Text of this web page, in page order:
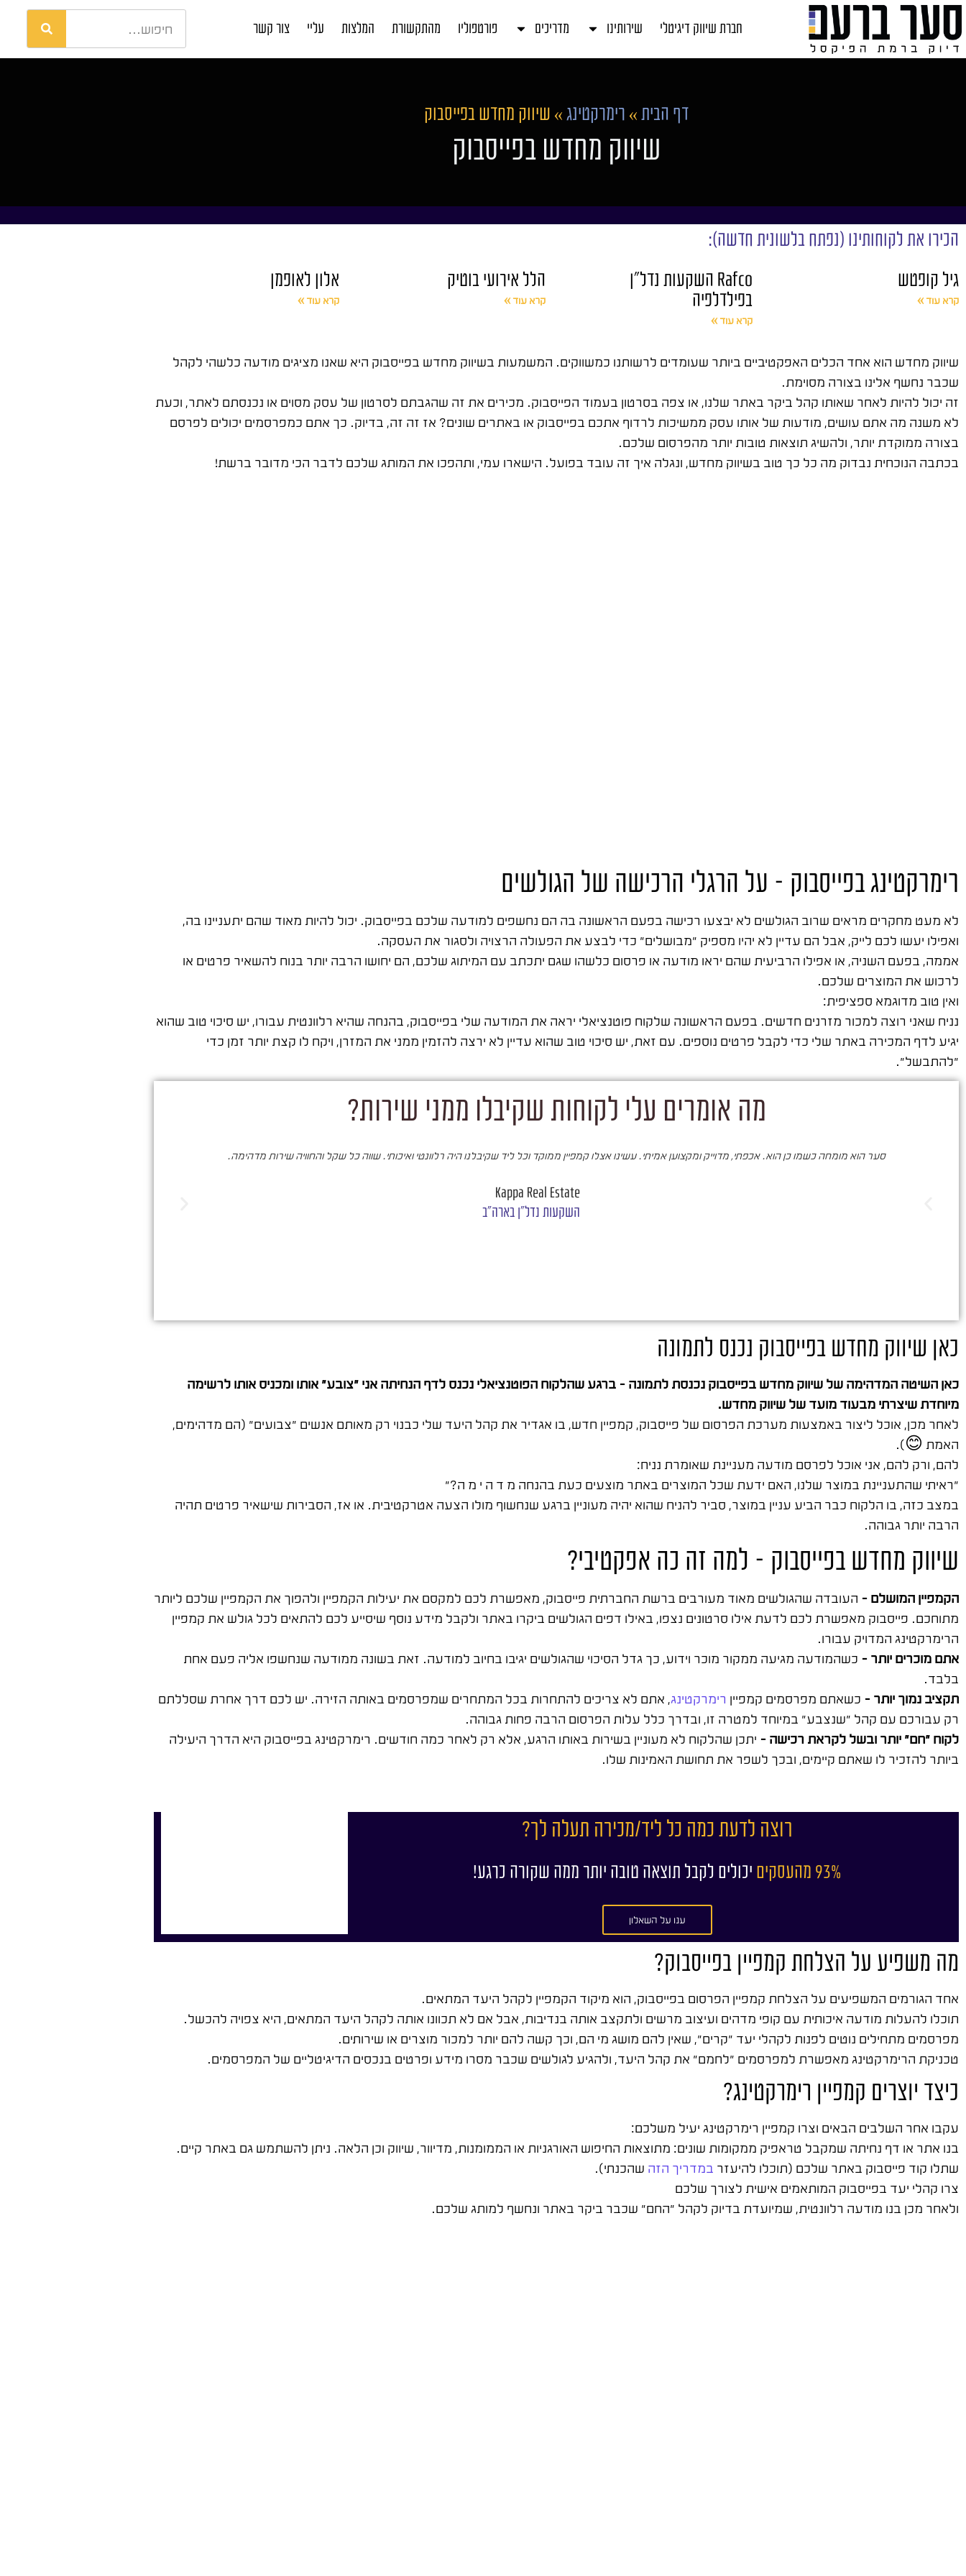
חברת שיווק דיגיטלי שירותינו מדריכים פורטפוליו מהתקשורת המלצות עליי צור קשר
דף הבית » רימרקטינג » שיווק מחדש בפייסבוק
שיווק מחדש בפייסבוק
הכירו את לקוחותינו (נפתח בלשונית חדשה):
גיל קופטש
קרא עוד »
Rafco השקעות נדל"ן
בפילדלפיה
קרא עוד »
הלל אירועי בוטיק
קרא עוד »
אלון לאופמן
קרא עוד »
שיווק מחדש הוא אחד הכלים האפקטיביים ביותר שעומדים לרשותנו כמשווקים. המשמעות בשיווק מחדש בפייסבוק היא שאנו מציגים מודעה כלשהי לקהל
שכבר נחשף אלינו בצורה מסוימת.
זה יכול להיות לאחר שאותו קהל ביקר באתר שלנו, או צפה בסרטון בעמוד הפייסבוק. מכירים את זה שהגבתם לסרטון של עסק מסוים או נכנסתם לאתר, וכעת
לא משנה מה אתם עושים, מודעות של אותו עסק ממשיכות לרדוף אתכם בפייסבוק או באתרים שונים? אז זה זה, בדיוק. כך אתם כמפרסמים יכולים לפרסם
בצורה ממוקדת יותר, ולהשיג תוצאות טובות יותר מהפרסום שלכם.
בכתבה הנוכחית נבדוק מה כל כך טוב בשיווק מחדש, ונגלה איך זה עובד בפועל. הישארו עמי, ותהפכו את המותג שלכם לדבר הכי מדובר ברשת!
רימרקטינג בפייסבוק – על הרגלי הרכישה של הגולשים
לא מעט מחקרים מראים שרוב הגולשים לא יבצעו רכישה בפעם הראשונה בה הם נחשפים למודעה שלכם בפייסבוק. יכול להיות מאוד שהם יתעניינו בה,
ואפילו יעשו לכם לייק, אבל הם עדיין לא יהיו מספיק "מבושלים" כדי לבצע את הפעולה הרצויה ולסגור את העסקה.
אממה, בפעם השניה, או אפילו הרביעית שהם יראו מודעה או פרסום כלשהו שגם יתכתב עם המיתוג שלכם, הם יחושו הרבה יותר בנוח להשאיר פרטים או
לרכוש את המוצרים שלכם.
ואין טוב מדוגמא ספציפית:
נניח שאני רוצה למכור מזרנים חדשים. בפעם הראשונה שלקוח פוטנציאלי יראה את המודעה שלי בפייסבוק, בהנחה שהיא רלוונטית עבורו, יש סיכוי טוב שהוא
יגיע לדף המכירה באתר שלי כדי לקבל פרטים נוספים. עם זאת, יש סיכוי טוב שהוא עדיין לא ירצה להזמין ממני את המזרן, ויקח לו קצת יותר זמן כדי
"להתבשל".
מה אומרים עלי לקוחות שקיבלו ממני שירות?
סער הוא מומחה כשמו כן הוא. אכפתי, מדוייק ומקצוען אמיתי. עשינו אצלו קמפיין ממוקד וכל ליד שקיבלנו היה רלוונטי ואיכותי. שווה כל שקל והחוויה שירות מדהימה.
Kappa Real Estate
השקעות נדל"ן בארה"ב
כאן שיווק מחדש בפייסבוק נכנס לתמונה
כאן השיטה המדהימה של שיווק מחדש בפייסבוק נכנסת לתמונה – ברגע שהלקוח הפוטנציאלי נכנס לדף הנחיתה אני "צובע" אותו ומכניס אותו לרשימה
מיוחדת שיצרתי מבעוד מועד של שיווק מחדש.
לאחר מכן, אוכל ליצור באמצעות מערכת הפרסום של פייסבוק, קמפיין חדש, בו אגדיר את קהל היעד שלי כבנוי רק מאותם אנשים "צבועים" (הם מדהימים,
האמת 😊).
להם, ורק להם, אני אוכל לפרסם מודעה מעניינת שאומרת נניח:
"ראיתי שהתעניינת במוצר שלנו, האם ידעת שכל המוצרים באתר מוצעים כעת בהנחה מ ד ה י מ ה?"
במצב כזה, בו הלקוח כבר הביע עניין במוצר, סביר להניח שהוא יהיה מעוניין ברגע שנחשוף מולו הצעה אטרקטיבית. או אז, הסבירות שישאיר פרטים תהיה
הרבה יותר גבוהה.
שיווק מחדש בפייסבוק – למה זה כה אפקטיבי?
הקמפיין המושלם – העובדה שהגולשים מאוד מעורבים ברשת החברתית פייסבוק, מאפשרת לכם למקסם את יעילות הקמפיין ולהפוך את הקמפיין שלכם ליותר
מתוחכם. פייסבוק מאפשרת לכם לדעת אילו סרטונים נצפו, באילו דפים הגולשים ביקרו באתר ולקבל מידע נוסף שיסייע לכם להתאים לכל גולש את קמפיין
הרימרקטינג המדויק עבורו.
אתם מוכרים יותר – כשהמודעה מגיעה ממקור מוכר וידוע, כך גדל הסיכוי שהגולשים יגיבו בחיוב למודעה. זאת בשונה ממודעה שנחשפו אליה פעם אחת
בלבד.
תקציב נמוך יותר – כשאתם מפרסמים קמפיין רימרקטינג, אתם לא צריכים להתחרות בכל המתחרים שמפרסמים באותה הזירה. יש לכם דרך אחרת שסללתם
רק עבורכם עם קהל "שנצבע" במיוחד למטרה זו, ובדרך כלל עלות הפרסום הרבה פחות גבוהה.
לקוח "חם" יותר ובשל לקראת רכישה – יתכן שהלקוח לא מעוניין בשירות באותו הרגע, אלא רק לאחר כמה חודשים. רימרקטינג בפייסבוק היא הדרך היעילה
ביותר להזכיר לו שאתם קיימים, ובכך לשפר את תחושת האמינות שלו.
רוצה לדעת כמה כל ליד/מכירה תעלה לך?
93% מהעסקים יכולים לקבל תוצאה טובה יותר ממה שקורה כרגע!
ענו על השאלון
מה משפיע על הצלחת קמפיין בפייסבוק?
אחד הגורמים המשפיעים על הצלחת קמפיין הפרסום בפייסבוק, הוא מיקוד הקמפיין לקהל היעד המתאים.
תוכלו להעלות מודעה איכותית עם קופי מדהים ועיצוב מרשים ולתקצב אותה בנדיבות, אבל אם לא תכוונו אותה לקהל היעד המתאים, היא צפויה להכשל.
מפרסמים מתחילים נוטים לפנות לקהלי יעד "קרים", שאין להם מושג מי הם, וכך קשה להם יותר למכור מוצרים או שירותים.
טכניקת הרימרקטינג מאפשרת למפרסמים "לחמם" את קהל היעד, ולהגיע לגולשים שכבר מסרו מידע ופרטים בנכסים הדיגיטליים של המפרסמים.
כיצד יוצרים קמפיין רימרקטינג?
עקבו אחר השלבים הבאים וצרו קמפיין רימרקטינג יעיל משלכם:
בנו אתר או דף נחיתה שמקבל טראפיק ממקומות שונים: מתוצאות החיפוש האורגניות או הממומנות, מדיוור, שיווק וכן הלאה. ניתן להשתמש גם באתר קיים.
שתלו קוד פייסבוק באתר שלכם (תוכלו להיעזר במדריך הזה שהכנתי).
צרו קהלי יעד בפייסבוק המותאמים אישית לצורך שלכם
ולאחר מכן בנו מודעה רלוונטית, שמיועדת בדיוק לקהל "החם" שכבר ביקר באתר ונחשף למותג שלכם.